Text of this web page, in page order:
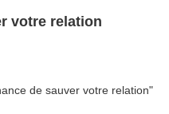
votre relation